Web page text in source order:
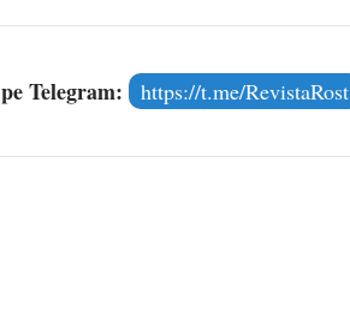
Telegram: https://t.me/RevistaRost